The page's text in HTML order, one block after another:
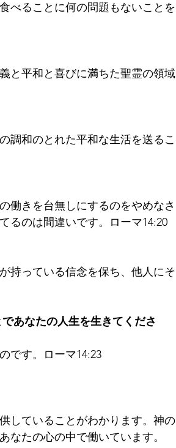
べることに何の問題もないことを
と平和と喜びに満ちた聖霊の領域
調和のとれた平和な生活を送るこ
働きを台無しにするのをやめなさ
るのは間違いです。ローマ14:20
持っている信念を保ち、他人にそ
あなたの人生を生きてくださ
です。ローマ14:23
していることがわかります。神の
なたの心の中で働いています。